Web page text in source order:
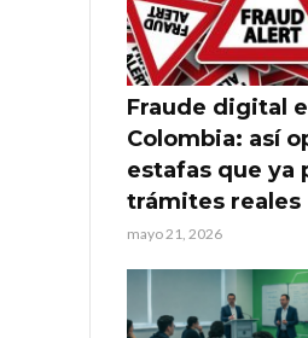
Fraude digital
Colombia: así
estafas que ya
trámites reales
mayo 21, 2026